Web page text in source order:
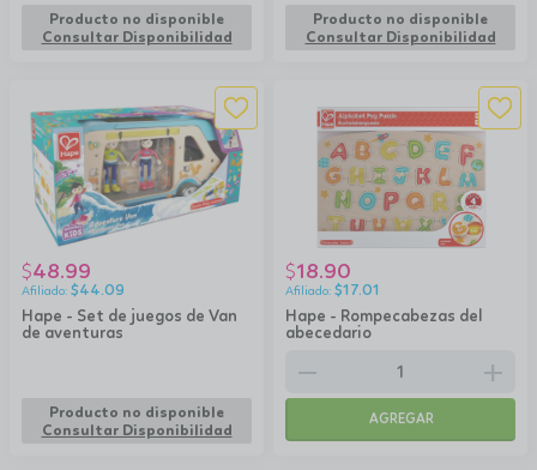
Producto no disponible
Consultar Disponibilidad
Producto no disponible
Consultar Disponibilidad
Hape - Set de juegos de Van
de aventuras
$48.99
$44.09
Producto no disponible
Consultar Disponibilidad
Hape - Rompecabezas del
abecedario
$18.90
$17.01
remove add
AGREGAR